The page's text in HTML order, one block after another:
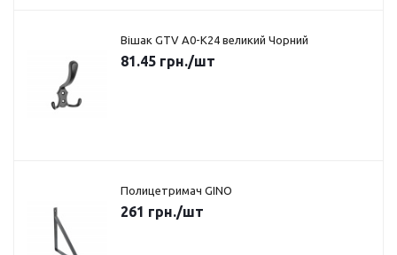
Вішак GTV A0-K24 великий Чорний
81.45 грн./шт
Полицетримач GINO
261 грн./шт